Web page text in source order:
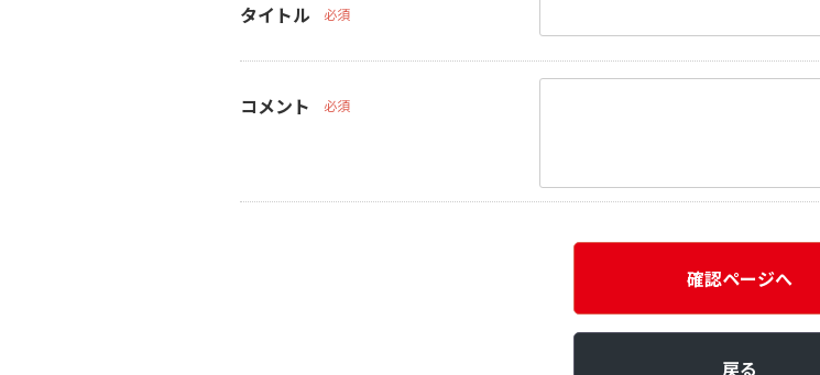
タイトル 必須
コメント 必須
確認ページへ
戻る